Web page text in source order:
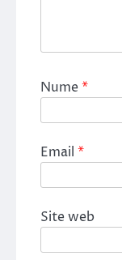
Nume*
Email *
Site web